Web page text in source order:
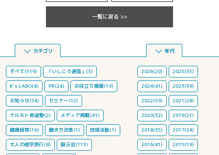
一覧に戻る >>
カテゴリ
すべて(519) 「いしころ通信」(3)
K's LABO(4) PR(24) お役立ち情報(19)
お知らせ(54) セミナー(12)
ナルモト希望塾(2) メディア掲載(41)
健康経営(16) 働き方改革(1) 地域活動(1)
大人の修学旅行(8) 展示会(113)
年代
2026(20) 2025(35)
2024(41) 2023(39)
2022(39) 2021(28)
2020(32) 2019(21)
2018(35) 2017(24)
2016(41) 2015(19)